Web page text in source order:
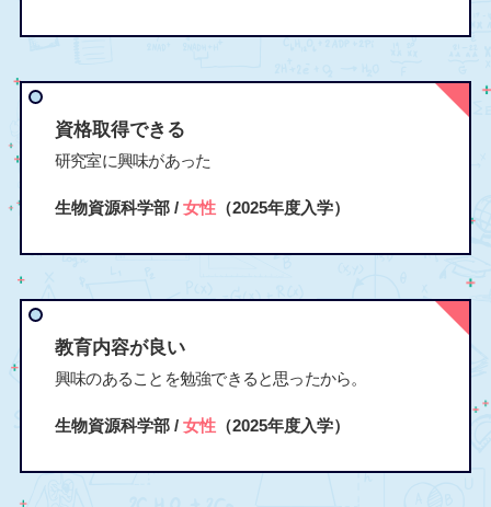
資格取得できる
研究室に興味があった
生物資源科学部 / 女性（2025年度入学）
教育内容が良い
興味のあることを勉強できると思ったから。
生物資源科学部 / 女性（2025年度入学）